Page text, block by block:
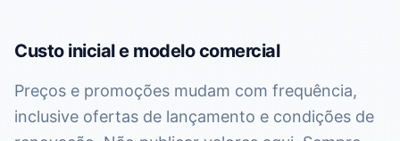
Custo inicial e modelo comercial
Preços e promoções mudam com frequência,
inclusive ofertas de lançamento e condições de